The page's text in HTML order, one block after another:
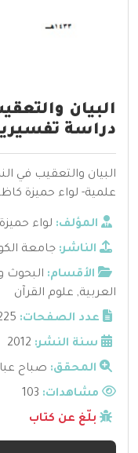
البيان
دراسة
البيان والتعقيب في
علمية- لواء حميزة
المؤلف: لواء
الناشر: جامعة
الأقسام: البحوث
العربية, علوم القرآن
عدد الصفحات:
سنة النشر: 2012
المحقق: صباح
مشاهدات:
بلّغ عن كتاب